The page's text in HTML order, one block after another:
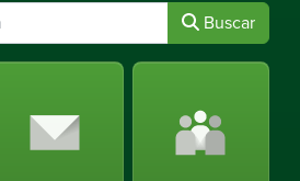
Buscar